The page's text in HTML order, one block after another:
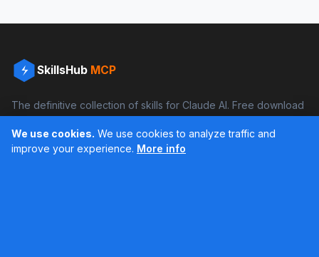
SkillsHub MCP
The definitive collection of skills for Claude AI. Free download
Facebook Instagram
We use cookies. We use cookies to analyze traffic and
improve your experience. More info